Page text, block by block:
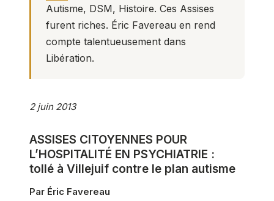
Autisme, DSM, Histoire. Ces Assises
furent riches. Éric Favereau en rend
compte talentueusement dans
Libération.
2 juin 2013
ASSISES CITOYENNES POUR
L’HOSPITALITÉ EN PSYCHIATRIE :
tollé à Villejuif contre le plan autisme
Par Éric Favereau